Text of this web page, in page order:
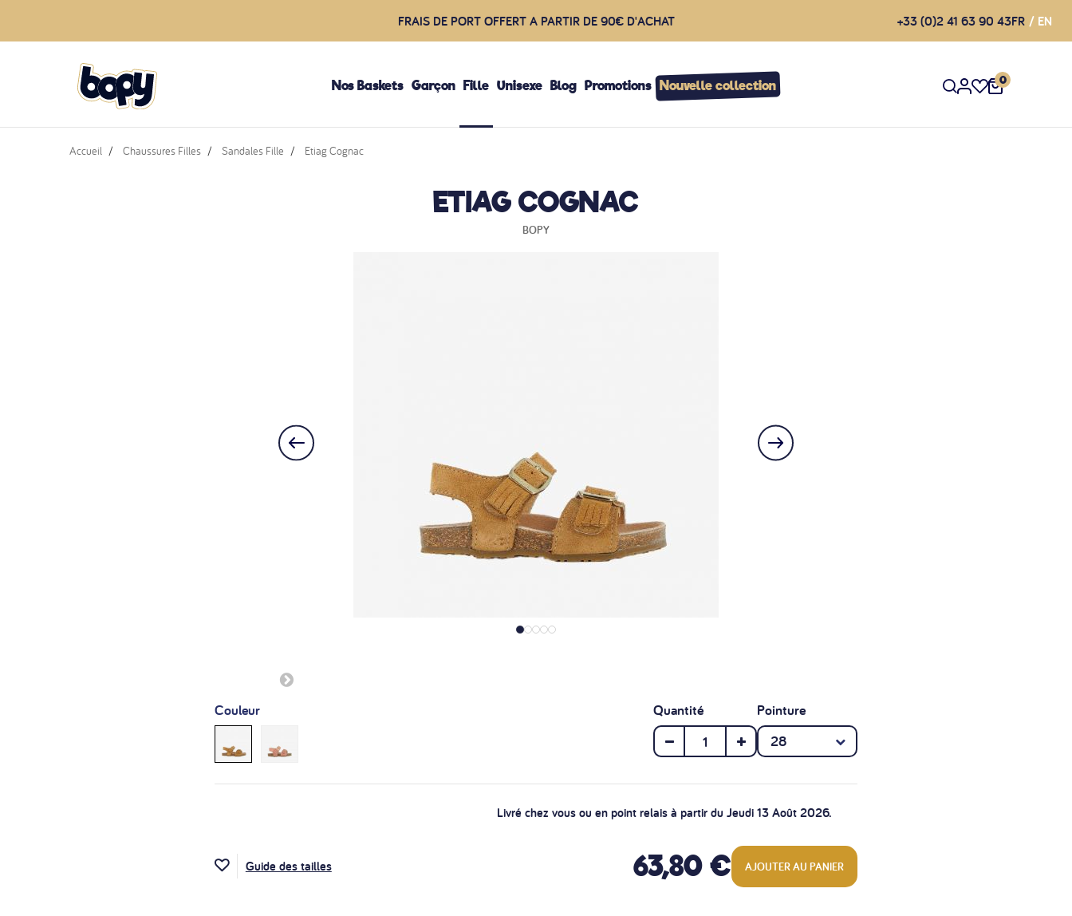
FRAIS DE PORT OFFERT A PARTIR DE 90€ D'ACHAT +33 (0)2 41 63 90 43FR EN
Nos Baskets Garçon Fille Unisexe Blog Promotions Nouvelle collection 0
Accueil Chaussures Filles Sandales Fille Etiag Cognac
ETIAG COGNAC
BOPY
Couleur Quantité Pointure
Livré chez vous ou en point relais à partir du Jeudi 13 Août 2026.
Guide des tailles 63,80 € AJOUTER AU PANIER